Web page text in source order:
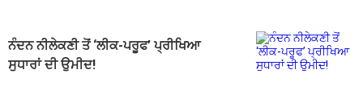
ਨੰਦਨ ਨੀਲੇਕਣੀ ਤੋਂ ‘ਲੀਕ-ਪਰੂਫ’ ਪ੍ਰੀਖਿਆ
ਸੁਧਾਰਾਂ ਦੀ ਉਮੀਦ!